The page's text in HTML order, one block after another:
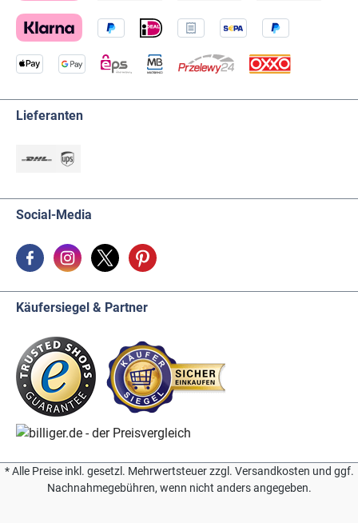
Lieferanten
Social-Media
Käufersiegel & Partner
* Alle Preise inkl. gesetzl. Mehrwertsteuer zzgl. Versandkosten und ggf.
Nachnahmegebühren, wenn nicht anders angegeben.